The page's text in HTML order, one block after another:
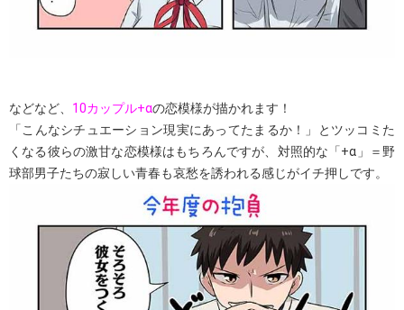
などなど、 10カップル+αの恋模様が描かれます！
「こんなシチュエーション現実にあってたまるか！」とツッコミた
くなる彼らの激甘な恋模様はもちろんですが、対照的な「+α」＝野
球部男子たちの寂しい青春も哀愁を誘われる感じがイチ押しです。